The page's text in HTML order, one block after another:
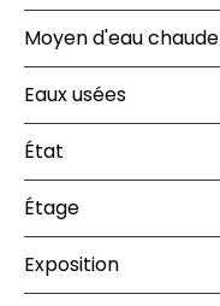
Moyen d'eau chaude
Eaux usées
État
Étage
Exposition